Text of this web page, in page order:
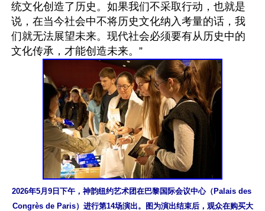
统文化创造了历史。如果我们不采取行动，也就是
说，在当今社会中不将历史文化纳入考量的话，我
们就无法展望未来。现代社会必须要有从历史中的
2026年5月9日下午，神韵纽约艺术团在巴黎国际会议中心（Palais des
Congrès de Paris）进行第14场演出。图为演出结束后，观众在购买大